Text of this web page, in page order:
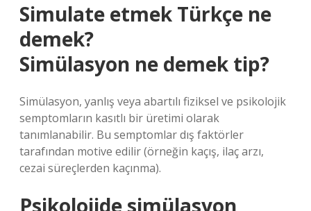
Simulate etmek Türkçe ne
demek?
Simülasyon ne demek tip?
Simülasyon, yanlış veya abartılı fiziksel ve psikolojik
semptomların kasıtlı bir üretimi olarak
tanımlanabilir. Bu semptomlar dış faktörler
tarafından motive edilir (örneğin kaçış, ilaç arzı,
cezai süreçlerden kaçınma).
Psikolojide simülasyon